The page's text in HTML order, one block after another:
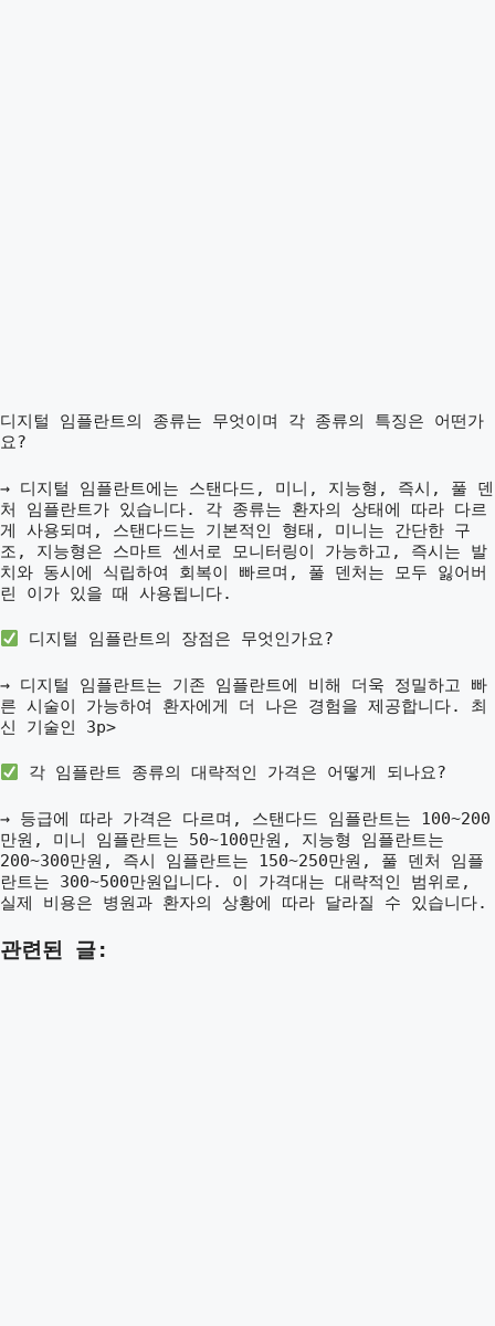
디지털 임플란트의 종류는 무엇이며 각 종류의 특징은 어떤가
요?
→ 디지털 임플란트에는 스탠다드, 미니, 지능형, 즉시, 풀 덴
처 임플란트가 있습니다. 각 종류는 환자의 상태에 따라 다르
게 사용되며, 스탠다드는 기본적인 형태, 미니는 간단한 구
조, 지능형은 스마트 센서로 모니터링이 가능하고, 즉시는 발
치와 동시에 식립하여 회복이 빠르며, 풀 덴처는 모두 잃어버
린 이가 있을 때 사용됩니다.
디지털 임플란트의 장점은 무엇인가요?
→ 디지털 임플란트는 기존 임플란트에 비해 더욱 정밀하고 빠
른 시술이 가능하여 환자에게 더 나은 경험을 제공합니다. 최
신 기술인 3p>
각 임플란트 종류의 대략적인 가격은 어떻게 되나요?
→ 등급에 따라 가격은 다르며, 스탠다드 임플란트는 100~200
만원, 미니 임플란트는 50~100만원, 지능형 임플란트는
200~300만원, 즉시 임플란트는 150~250만원, 풀 덴처 임플
란트는 300~500만원입니다. 이 가격대는 대략적인 범위로,
실제 비용은 병원과 환자의 상황에 따라 달라질 수 있습니다.
관련된 글: